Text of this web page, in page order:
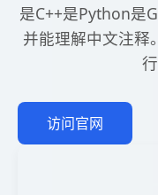
是C++是Python是
并能理解中文注释
访问官网